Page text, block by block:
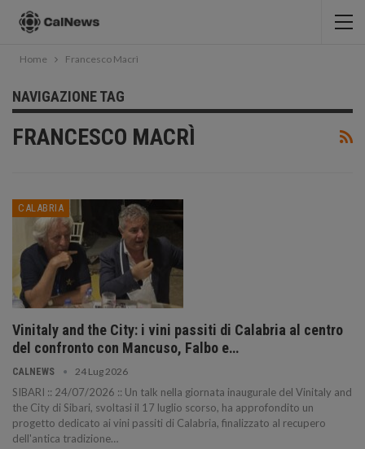
Home Francesco Macrì
NAVIGAZIONE TAG
FRANCESCO MACRÌ
CALABRIA
Vinitaly and the City: i vini passiti di Calabria al centro
del confronto con Mancuso, Falbo e…
CALNEWS 24 Lug 2026
SIBARI :: 24/07/2026 :: Un talk nella giornata inaugurale del Vinitaly and
the City di Sibari, svoltasi il 17 luglio scorso, ha approfondito un
progetto dedicato ai vini passiti di Calabria, finalizzato al recupero
dell'antica tradizione…